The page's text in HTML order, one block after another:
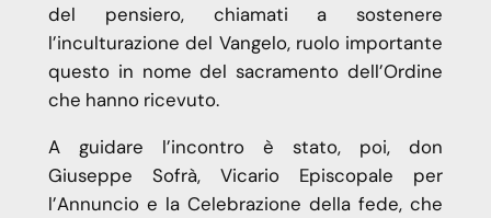
del pensiero, chiamati a sostenere
l’inculturazione del Vangelo, ruolo importante
questo in nome del sacramento dell’Ordine
che hanno ricevuto.
A guidare l’incontro è stato, poi, don
Giuseppe Sofrà, Vicario Episcopale per
l’Annuncio e la Celebrazione della fede, che